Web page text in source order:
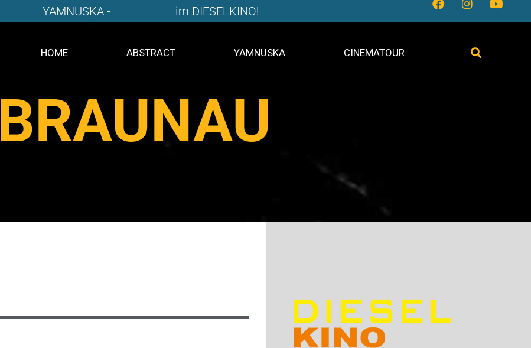
YAMNUSKA - im DIESELKINO!
HOME ABSTRACT YAMNUSKA CINEMATOUR
BRAUNAU